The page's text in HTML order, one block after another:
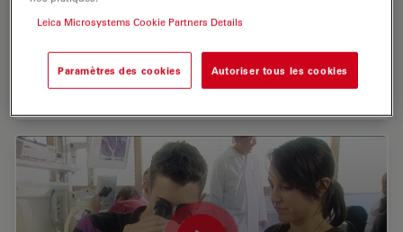
Leica DM500
Leica Microsystems Cookie Partners Details
Paramètres des cookies Autoriser tous les cookies